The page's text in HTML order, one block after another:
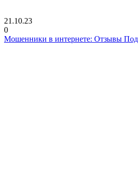
21.10.23
0
Мошенники в интернете: Отзывы